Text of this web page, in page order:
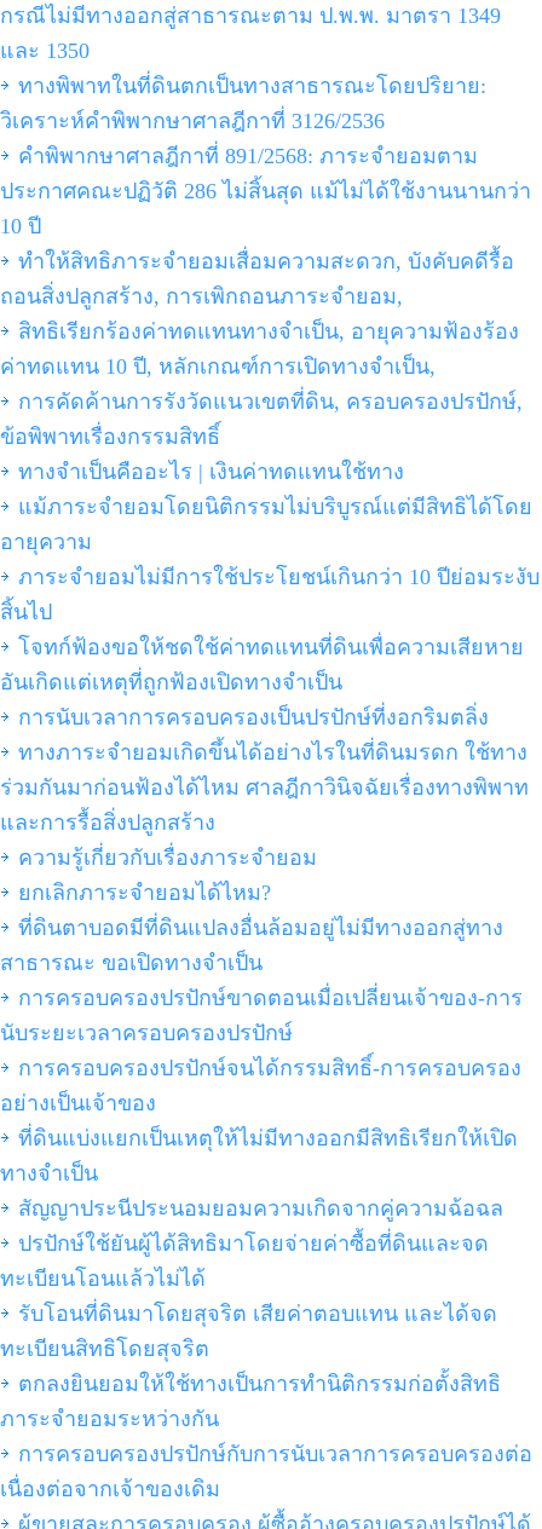
กรณีไม่มีทางออกสู่สาธารณะตาม ป.พ.พ. มาตรา 1349
และ 1350
ทางพิพาทในที่ดินตกเป็นทางสาธารณะโดยปริยาย:
วิเคราะห์คำพิพากษาศาลฎีกาที่ 3126/2536
คำพิพากษาศาลฎีกาที่ 891/2568: ภาระจำยอมตาม
ประกาศคณะปฏิวัติ 286 ไม่สิ้นสุด แม้ไม่ได้ใช้งานนานกว่า
10 ปี
ทำให้สิทธิภาระจำยอมเสื่อมความสะดวก, บังคับคดีรื้อ
ถอนสิ่งปลูกสร้าง, การเพิกถอนภาระจำยอม,
สิทธิเรียกร้องค่าทดแทนทางจำเป็น, อายุความฟ้องร้อง
ค่าทดแทน 10 ปี, หลักเกณฑ์การเปิดทางจำเป็น,
การคัดค้านการรังวัดแนวเขตที่ดิน, ครอบครองปรปักษ์,
ข้อพิพาทเรื่องกรรมสิทธิ์
ทางจำเป็นคืออะไร | เงินค่าทดแทนใช้ทาง
แม้ภาระจำยอมโดยนิติกรรมไม่บริบูรณ์แต่มีสิทธิได้โดย
อายุความ
ภาระจำยอมไม่มีการใช้ประโยชน์เกินกว่า 10 ปีย่อมระงับ
สิ้นไป
โจทก์ฟ้องขอให้ชดใช้ค่าทดแทนที่ดินเพื่อความเสียหาย
อันเกิดแต่เหตุที่ถูกฟ้องเปิดทางจำเป็น
การนับเวลาการครอบครองเป็นปรปักษ์ที่งอกริมตลิ่ง
ทางภาระจำยอมเกิดขึ้นได้อย่างไรในที่ดินมรดก ใช้ทาง
ร่วมกันมาก่อนฟ้องได้ไหม ศาลฎีกาวินิจฉัยเรื่องทางพิพาท
และการรื้อสิ่งปลูกสร้าง
ความรู้เกี่ยวกับเรื่องภาระจำยอม
ยกเลิกภาระจำยอมได้ไหม?
ที่ดินตาบอดมีที่ดินแปลงอื่นล้อมอยู่ไม่มีทางออกสู่ทาง
สาธารณะ ขอเปิดทางจำเป็น
การครอบครองปรปักษ์ขาดตอนเมื่อเปลี่ยนเจ้าของ-การ
นับระยะเวลาครอบครองปรปักษ์
การครอบครองปรปักษ์จนได้กรรมสิทธิ์-การครอบครอง
อย่างเป็นเจ้าของ
ที่ดินแบ่งแยกเป็นเหตุให้ไม่มีทางออกมีสิทธิเรียกให้เปิด
ทางจำเป็น
สัญญาประนีประนอมยอมความเกิดจากคู่ความฉ้อฉล
ปรปักษ์ใช้ยันผู้ได้สิทธิมาโดยจ่ายค่าซื้อที่ดินและจด
ทะเบียนโอนแล้วไม่ได้
รับโอนที่ดินมาโดยสุจริต เสียค่าตอบแทน และได้จด
ทะเบียนสิทธิโดยสุจริต
ตกลงยินยอมให้ใช้ทางเป็นการทำนิติกรรมก่อตั้งสิทธิ
ภาระจำยอมระหว่างกัน
การครอบครองปรปักษ์กับการนับเวลาการครอบครองต่อ
เนื่องต่อจากเจ้าของเดิม